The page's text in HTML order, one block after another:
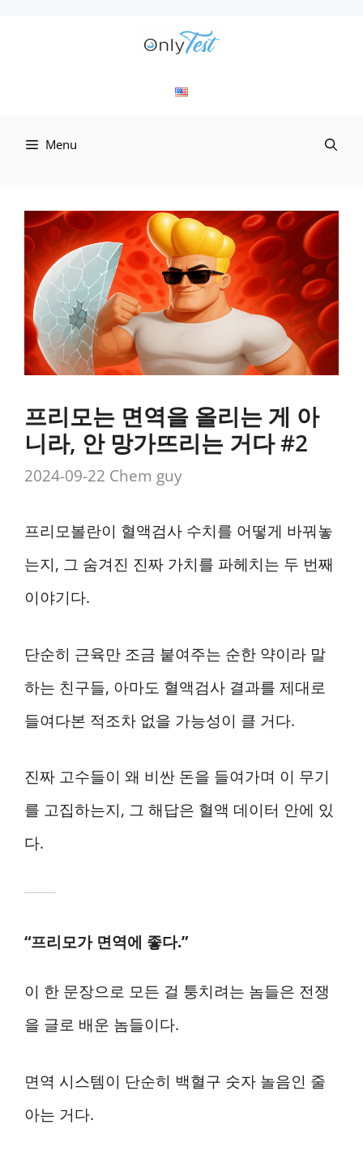
Menu
프리모는 면역을 올리는 게 아
니라, 안 망가뜨리는 거다 #2
2024-09-22 Chem guy
프리모볼란이 혈액검사 수치를 어떻게 바꿔놓
는지, 그 숨겨진 진짜 가치를 파헤치는 두 번째
이야기다.
단순히 근육만 조금 붙여주는 순한 약이라 말
하는 친구들, 아마도 혈액검사 결과를 제대로
들여다본 적조차 없을 가능성이 클 거다.
진짜 고수들이 왜 비싼 돈을 들여가며 이 무기
를 고집하는지, 그 해답은 혈액 데이터 안에 있
다.
“프리모가 면역에 좋다.”
이 한 문장으로 모든 걸 퉁치려는 놈들은 전쟁
을 글로 배운 놈들이다.
면역 시스템이 단순히 백혈구 숫자 놀음인 줄
아는 거다.